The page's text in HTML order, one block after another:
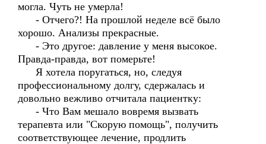
могла. Чуть не умерла!
- Отчего?! На прошлой неделе всё было
хорошо. Анализы прекрасные.
- Это другое: давление у меня высокое.
Правда-правда, вот померьте!
Я хотела поругаться, но, следуя
профессиональному долгу, сдержалась и
довольно вежливо отчитала пациентку:
- Что Вам мешало вовремя вызвать
терапевта или "Скорую помощь", получить
соответствующее лечение, продлить